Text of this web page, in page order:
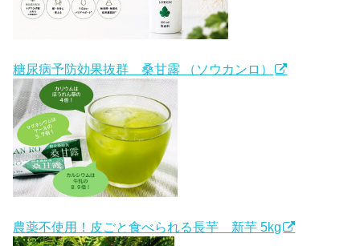
糖尿病予防効果抜群 桑甘露 （ソウカンロ）
農薬不使用！皮ごと食べられる長芋 新芋 5kg